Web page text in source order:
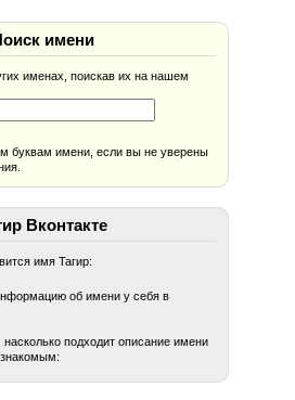
имени
именах, поискав их на нашем
буквам имени, если вы не уверены
Вконтакте
имя Тагир:
об имени у себя в
подходит описание имени